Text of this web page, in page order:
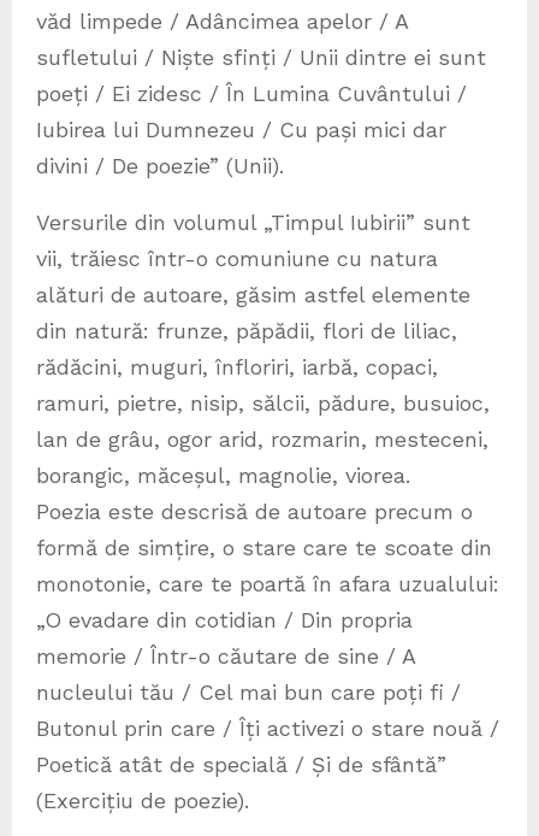
văd limpede / Adâncimea apelor / A
sufletului / Niște sfinți / Unii dintre ei sunt
poeți / Ei zidesc / În Lumina Cuvântului /
Iubirea lui Dumnezeu / Cu pași mici dar
divini / De poezie” (Unii).
Versurile din volumul „Timpul Iubirii” sunt
vii, trăiesc într-o comuniune cu natura
alături de autoare, găsim astfel elemente
din natură: frunze, păpădii, flori de liliac,
rădăcini, muguri, înfloriri, iarbă, copaci,
ramuri, pietre, nisip, sălcii, pădure, busuioc,
lan de grâu, ogor arid, rozmarin, mesteceni,
borangic, măceșul, magnolie, viorea.
Poezia este descrisă de autoare precum o
formă de simțire, o stare care te scoate din
monotonie, care te poartă în afara uzualului:
„O evadare din cotidian / Din propria
memorie / Într-o căutare de sine / A
nucleului tău / Cel mai bun care poți fi /
Butonul prin care / Îți activezi o stare nouă /
Poetică atât de specială / Și de sfântă”
(Exercițiu de poezie).